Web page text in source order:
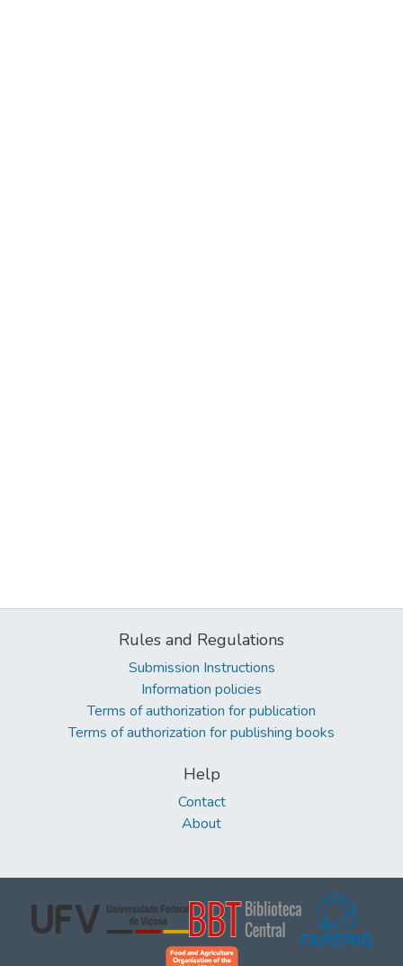
Rules and Regulations
Submission Instructions
Information policies
Terms of authorization for publication
Terms of authorization for publishing books
Help
Contact
About